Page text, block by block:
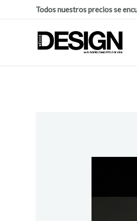
Todos nuestros precios se